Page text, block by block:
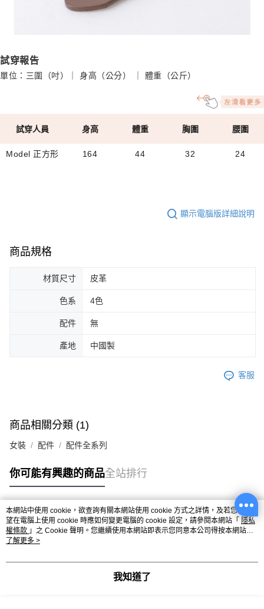
試穿報告
單位：三圍（吋）｜ 身高（公分） ｜ 體重（公斤）
試穿人員 身高 體重 胸圍 腰圍
Model 正方形 164 44 32 24
顯示電腦版詳細說明
商品規格
材質尺寸 皮革
色系 4色
配件 無
產地 中國製
客服
商品相關分類 (1)
女裝 配件 配件全系列
你可能有興趣的商品全站排行
熱門標籤
本網站中使用 cookie，欲查詢有關本網站使用 cookie 方式之詳情，及若您不希
望在電腦上使用 cookie 時應如何變更電腦的 cookie 設定，請參閱本網站「 隱私
權條款 」之 Cookie 聲明。您繼續使用本網站即表示您同意本公司得按本網站使
用條款之 Cookie 聲明使用 cookie。
了解更多 >
我知道了